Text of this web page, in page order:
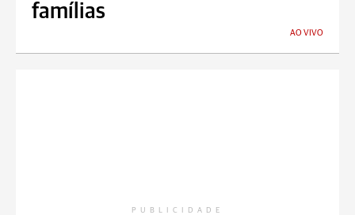
famílias
AO VIVO
PUBLICIDADE